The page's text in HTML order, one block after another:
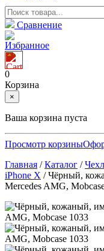
Сравнение
Избранное
0
Корзина
×
Ваша корзина пуста
Просмотр корзины
Главная /Каталог /
iPhone X /Чёрный,
Mercedes AMG,